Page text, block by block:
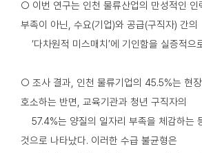
○ 이번 연구는 인천 물류산업의 만성적인 인
부족이 아닌, 수요(기업)와 공급(구직자) 간의
‘다차원적 미스매치’에 기인함을 실증적으
○ 조사 결과, 인천 물류기업의 45.5%는 현
호소하는 반면, 교육기관과 청년 구직자의
57.4%는 양질의 일자리 부족을 체감하는
것으로 나타났다. 이러한 수급 불균형은